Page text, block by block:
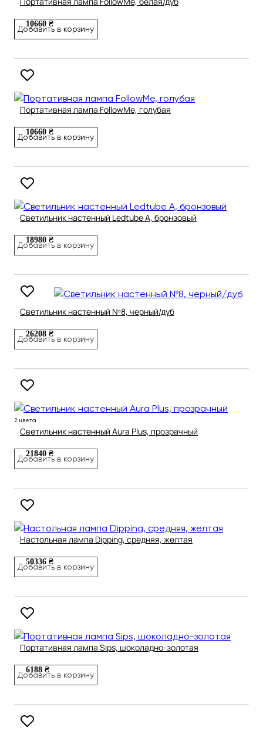
10660 ₴
Добавить в корзину
Портативная лампа FollowMe, голубая
10660 ₴
Добавить в корзину
Светильник настенный Ledtube A, бронзовый
18980 ₴
Добавить в корзину
Светильник настенный Nº8, черный/дуб
26208 ₴
Добавить в корзину
2 цвета
Светильник настенный Aura Plus, прозрачный
21840 ₴
Добавить в корзину
Настольная лампа Dipping, средняя, желтая
50336 ₴
Добавить в корзину
Портативная лампа Sips, шоколадно-золотая
6188 ₴
Добавить в корзину